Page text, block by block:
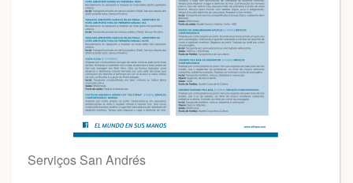
Serviços San Andrés